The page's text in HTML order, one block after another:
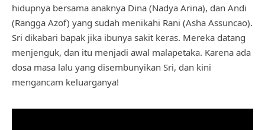
hidupnya bersama anaknya Dina (Nadya Arina), dan Andi
(Rangga Azof) yang sudah menikahi Rani (Asha Assuncao).
Sri dikabari bapak jika ibunya sakit keras. Mereka datang
menjenguk, dan itu menjadi awal malapetaka. Karena ada
dosa masa lalu yang disembunyikan Sri, dan kini
mengancam keluarganya!